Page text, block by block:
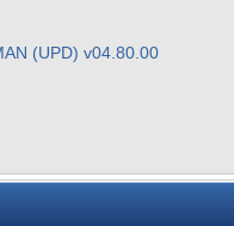
(UPD) v04.80.00